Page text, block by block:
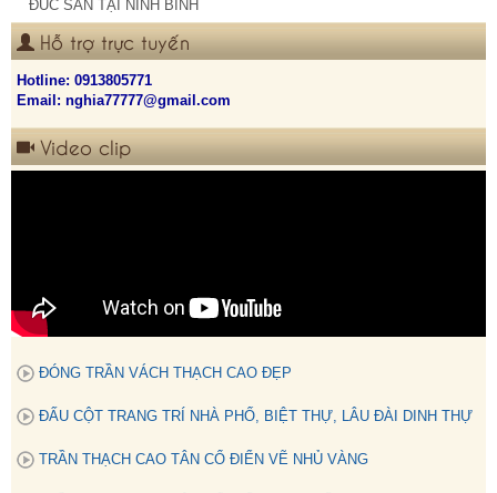
ĐÚC SẴN TẠI NINH BÌNH
Hỗ trợ trực tuyến
Hotline: 0913805771
Email: nghia77777@gmail.com
Video clip
ĐÓNG TRẦN VÁCH THẠCH CAO ĐẸP
ĐẤU CỘT TRANG TRÍ NHÀ PHỐ, BIỆT THỰ, LÂU ĐÀI DINH THỰ
TRẦN THẠCH CAO TÂN CỔ ĐIỂN VẼ NHỦ VÀNG